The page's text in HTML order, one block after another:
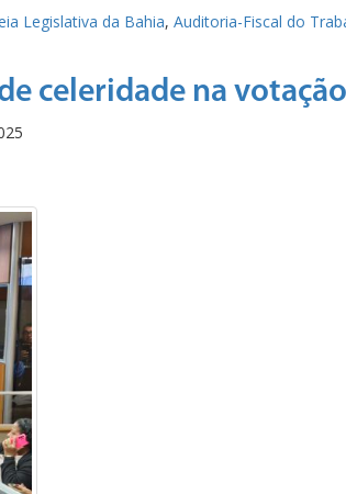
Legislativa da Bahia, Auditoria-Fiscal do
celeridade na votação